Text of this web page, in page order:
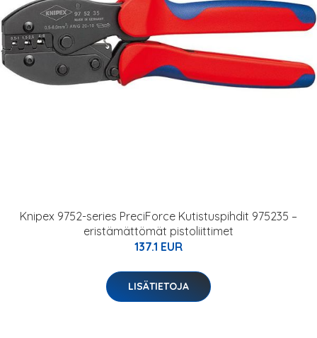
Knipex 9752-series PreciForce Kutistuspihdit 975235 –
eristämättömät pistoliittimet
137.1 EUR
LISÄTIETOJA